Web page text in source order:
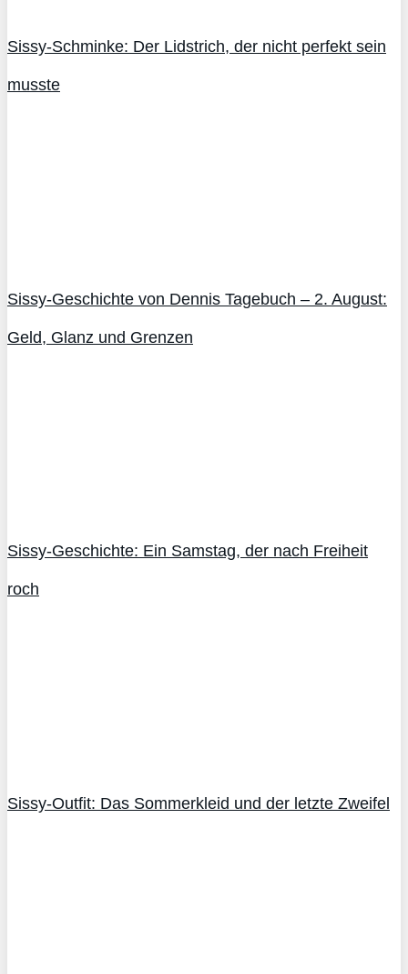
Sissy-Schminke: Der Lidstrich, der nicht perfekt sein
musste
Sissy-Geschichte von Dennis Tagebuch – 2. August:
Geld, Glanz und Grenzen
Sissy-Geschichte: Ein Samstag, der nach Freiheit
roch
Sissy-Outfit: Das Sommerkleid und der letzte Zweifel